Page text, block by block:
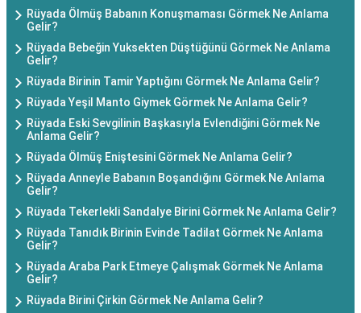
Rüyada Ölmüş Babanın Konuşmaması Görmek Ne Anlama
Gelir?
Rüyada Bebeğin Yuksekten Düştüğünü Görmek Ne Anlama
Gelir?
Rüyada Birinin Tamir Yaptığını Görmek Ne Anlama Gelir?
Rüyada Yeşil Manto Giymek Görmek Ne Anlama Gelir?
Rüyada Eski Sevgilinin Başkasıyla Evlendiğini Görmek Ne
Anlama Gelir?
Rüyada Ölmüş Eniştesini Görmek Ne Anlama Gelir?
Rüyada Anneyle Babanın Boşandığını Görmek Ne Anlama
Gelir?
Rüyada Tekerlekli Sandalye Birini Görmek Ne Anlama Gelir?
Rüyada Tanıdık Birinin Evinde Tadilat Görmek Ne Anlama
Gelir?
Rüyada Araba Park Etmeye Çalışmak Görmek Ne Anlama
Gelir?
Rüyada Birini Çirkin Görmek Ne Anlama Gelir?